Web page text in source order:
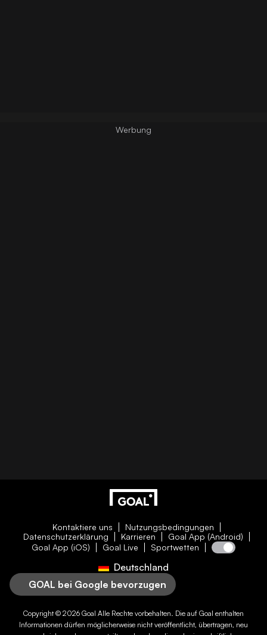
Kontaktiere uns
Nutzungsbedingungen
Datenschutzerklärung
Karrieren
Goal App (Android)
Goal App (iOS)
Goal Live Sportwetten
Deutschland
GOAL bei Google bevorzugen
Copyright © 2026 Goal Alle Rechte vorbehalten. Die auf Goal enthalten
Informationen dürfen möglicherweise nicht veröffentlicht, übertragen, neu